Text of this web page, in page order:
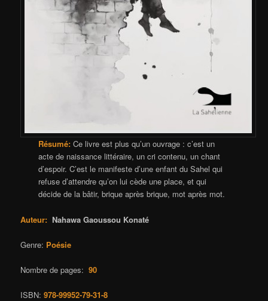
Résumé: Ce livre est plus qu’un ouvrage : c’est un
acte de naissance littéraire, un cri contenu, un chant
d’espoir. C’est le manifeste d’une enfant du Sahel qui
refuse d’attendre qu’on lui cède une place, et qui
décide de la bâtir, brique après brique, mot après mot.
Auteur: Nahawa Gaoussou Konaté
Genre: Poésie
Nombre de pages: 90
ISBN:978-99952-79-31-8